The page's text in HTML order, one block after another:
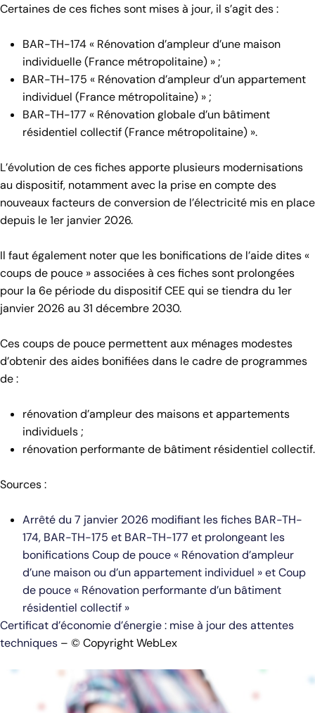
Certaines de ces fiches sont mises à jour, il s’agit des :
BAR-TH-174 « Rénovation d’ampleur d’une maison
individuelle (France métropolitaine) » ;
BAR-TH-175 « Rénovation d’ampleur d’un appartement
individuel (France métropolitaine) » ;
BAR-TH-177 « Rénovation globale d’un bâtiment
résidentiel collectif (France métropolitaine) ».
L’évolution de ces fiches apporte plusieurs modernisations
au dispositif, notamment avec la prise en compte des
nouveaux facteurs de conversion de l’électricité mis en place
depuis le 1er janvier 2026.
Il faut également noter que les bonifications de l’aide dites «
coups de pouce » associées à ces fiches sont prolongées
pour la 6e période du dispositif CEE qui se tiendra du 1er
janvier 2026 au 31 décembre 2030.
Ces coups de pouce permettent aux ménages modestes
d’obtenir des aides bonifiées dans le cadre de programmes
de :
rénovation d’ampleur des maisons et appartements
individuels ;
rénovation performante de bâtiment résidentiel collectif.
Sources :
Arrêté du 7 janvier 2026 modifiant les fiches BAR-TH-
174, BAR-TH-175 et BAR-TH-177 et prolongeant les
bonifications Coup de pouce « Rénovation d’ampleur
d’une maison ou d’un appartement individuel » et Coup
de pouce « Rénovation performante d’un bâtiment
résidentiel collectif »
Certificat d’économie d’énergie : mise à jour des attentes
techniques – © Copyright WebLex